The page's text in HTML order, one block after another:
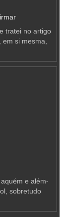
tratei no artigo
si mesma,
e além-
sobretudo